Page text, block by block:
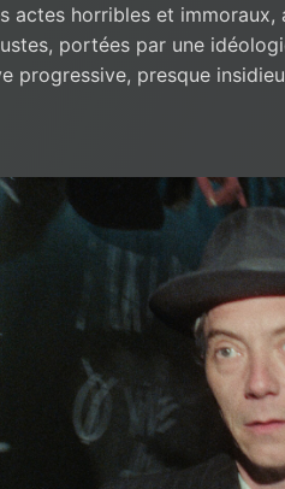
actes horribles et immoraux,
portées par une
progressive, presque